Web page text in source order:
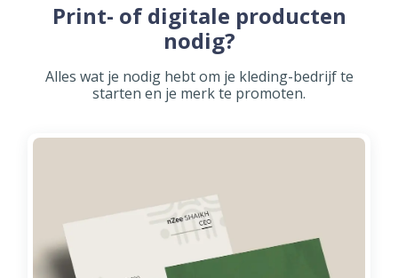
Print- of digitale producten
nodig?
Alles wat je nodig hebt om je kleding-bedrijf te
starten en je merk te promoten.